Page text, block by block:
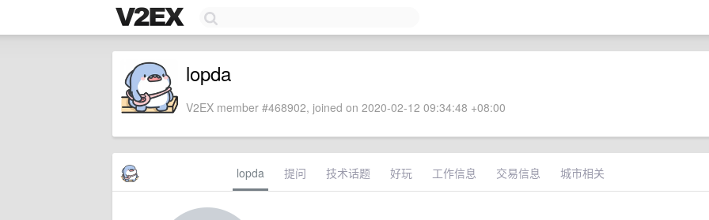
lopda
V2EX member #468902, joined on 2020-02-12 09:34:48 +08:00
lopda 提问 技术话题 好玩 工作信息 交易信息 城市相关